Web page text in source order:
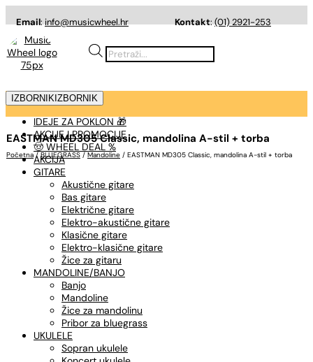
Email:info@musicwheel.hr Kontakt:(01) 2921-253
Products
search
IZBORNIK IZBORNIK
IDEJE ZA POKLON 🎁
AKCIJE I PROMOCIJE
🤠 WHEEL DEAL %
AKCIJA
GITARE
Akustične gitare
Bas gitare
Električne gitare
Elektro-akustične gitare
Klasične gitare
Elektro-klasične gitare
Žice za gitaru
MANDOLINE/BANJO
Banjo
Mandoline
Žice za mandolinu
Pribor za bluegrass
UKULELE
Sopran ukulele
EASTMAN MD305 Classic, mandolina A-stil + torba
Početna / BLUEGRASS / Mandoline / EASTMAN MD305 Classic, mandolina A-stil + torba